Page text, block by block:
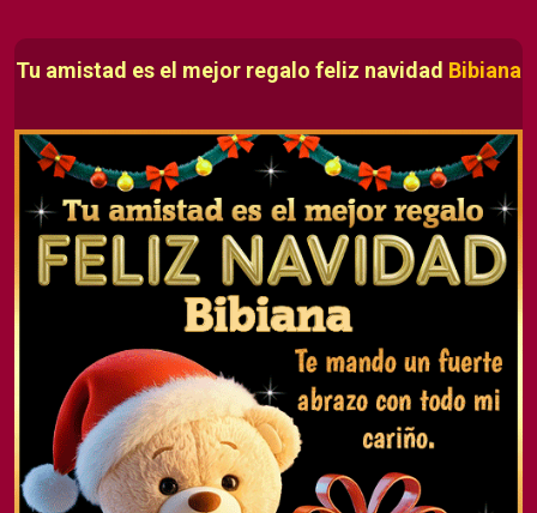
Tu amistad es el mejor regalo feliz navidad Bibiana